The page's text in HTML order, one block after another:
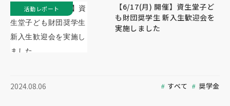
【6/17(月) 開催】資生堂子ど
も財団奨学生 新入生歓迎会を
実施しました
2024.08.06 すべて 奨学金
活動レポート